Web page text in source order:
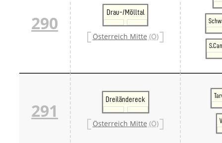
290
Drau-/Mölltal
Österreich Mitte (Ö)
291
Dreiländereck
Österreich Mitte (Ö)